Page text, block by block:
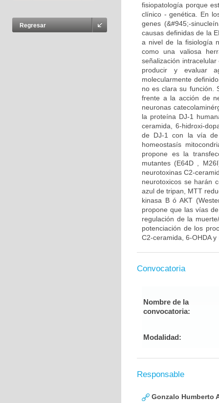
Regresar
fisiopatología porque
clínico - genética. En
genes (&#945;-
causas definidas de la
a nivel de la fisiología
como una valiosa
señalización
producir y evaluar
molecularmente
no es clara su función.
frente a la acción de
neuronas
la proteína DJ-1
ceramida, 6-hidroxi-
de DJ-1 con la vía de
homeostasís
propone es la
mutantes (E64D ,
neurotoxinas C2-
neurotoxicos se harán
azul de tripan, MTT
kinasa B ó AKT
propone que las vías
regulación de la
potenciación de los
C2-ceramida, 6-OHDA
Convocatoria
Nombre de la
convocatoria:
Modalidad:
Responsable
Gonzalo Humberto